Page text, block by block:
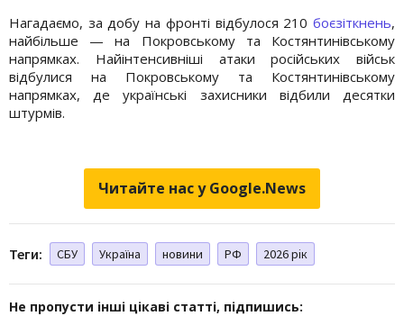
Нагадаємо, за добу на фронті відбулося 210 боєзіткнень,
найбільше — на Покровському та Костянтинівському
напрямках. Найінтенсивніші атаки російських військ
відбулися на Покровському та Костянтинівському
напрямках, де українські захисники відбили десятки
штурмів.
Читайте нас у Google.News
Теги: СБУ Україна новини РФ 2026 рік
Не пропусти інші цікаві статті, підпишись: